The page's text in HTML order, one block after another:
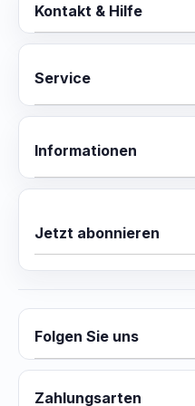
Kontakt & Hilfe
Service
Informationen
Jetzt abonnieren
Folgen Sie uns
Zahlungsarten